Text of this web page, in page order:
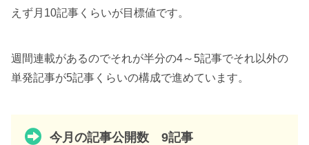
えず月10記事くらいが目標値です。
週間連載があるのでそれが半分の4～5記事でそれ以外の
単発記事が5記事くらいの構成で進めています。
今月の記事公開数 9記事